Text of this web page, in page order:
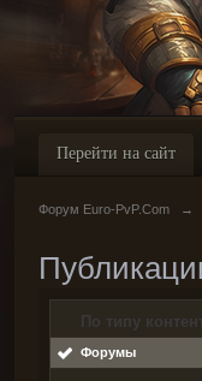
Перейти на сайт
Форум Euro-PvP.Com →
По типу
Форумы